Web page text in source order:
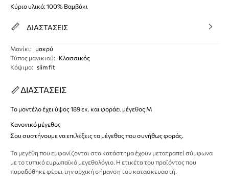
Κύριο υλικό: 100% Βαμβάκι
ΔΙΑΣΤΑΣΕΙΣ
Μανίκι:
μακρύ
Τύπος μανικιού:
Κλασσικός
Κόψιμο: slim fit
ΔΙΑΣΤΑΣΕΙΣ
Το μοντέλο έχει ύψος 189 εκ. και φοράει μέγεθος M
Κανονικό μέγεθος
Σου συστήνουμε να επιλέξεις το μέγεθος που συνήθως φοράς.
Τα μεγέθη που εμφανίζονται στο κατάστημα έχουν μετατραπεί σύμφωνα
με το τυπικό ευρωπαϊκό μεγεθολόγιο. Η ετικέτα του προϊόντος που
παραδόθηκε φέρει την αρχική σήμανση του κατασκευαστή.